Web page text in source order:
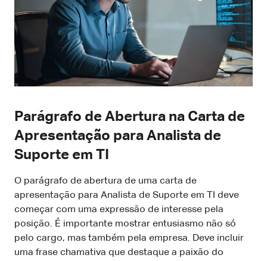
Parágrafo de Abertura na Carta de
Apresentação para Analista de
Suporte em TI
O parágrafo de abertura de uma carta de
apresentação para Analista de Suporte em TI deve
começar com uma expressão de interesse pela
posição. É importante mostrar entusiasmo não só
pelo cargo, mas também pela empresa. Deve incluir
uma frase chamativa que destaque a paixão do